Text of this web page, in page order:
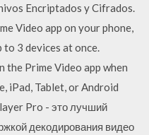
Encriptados y Cifrados.
Video app on your phone,
3 devices at once.
the Prime Video app when
iPad, Tablet, or Android
Pro - это лучший
декодирования видео